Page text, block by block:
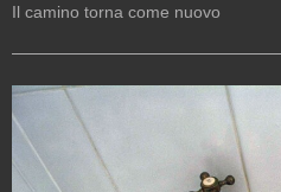
Il camino torna come nuovo